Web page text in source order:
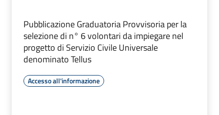
Pubblicazione Graduatoria Provvisoria per la
selezione di n° 6 volontari da impiegare nel
progetto di Servizio Civile Universale
denominato Tellus
Accesso all'informazione